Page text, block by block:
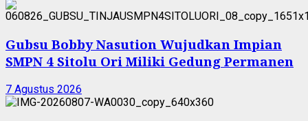
Gubsu Bobby Nasution Wujudkan Impian
SMPN 4 Sitolu Ori Miliki Gedung Permanen
7 Agustus 2026